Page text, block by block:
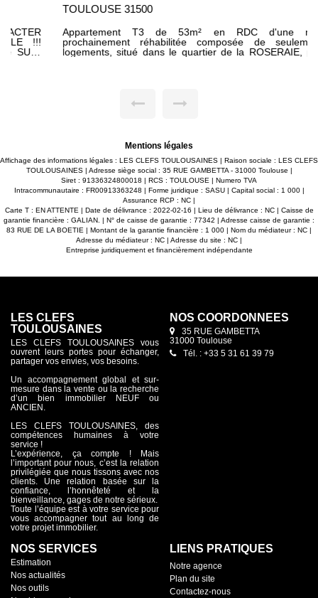
TOULOUSE 31500
Appartement T3 de 53m² en RDC d'une maison
prochainement réhabilitée composée de seulement 5
logements, situé dans le quartier de la ROSERAIE, proche
Nombreux rangements. -Possibilité achat parking. -Belles
Mentions légales
Affichage des informations légales : LES CLEFS TOULOUSAINES | Raison sociale : LES CLEFS
TOULOUSAINES | Adresse siège social : 35 RUE GAMBETTA - 31000 Toulouse |
Siret : 91336324800018 | RCS : TOULOUSE | Numero TVA
Intracommunautaire : FR00913363248 | Forme juridique : SASU | Capital social : 1 000 |
Assurance RCP : NC |
Carte T : EN ATTENTE | Date de délivrance : 2022-02-16 | Lieu de délivrance : NC | Caisse de
garantie financière : GALIAN. | N° de caisse de garantie : 77342 | Adresse caisse de garantie :
83 RUE DE LA BOETIE | Montant de la garantie financière : 1 000 | Nom du médiateur : NC |
Adresse du médiateur : NC | Adresse du site : NC |
Entreprise juridiquement et financièrement indépendante
LES CLEFS
TOULOUSAINES
LES CLEFS TOULOUSAINES vous
ouvrent leurs portes pour échanger,
partager vos envies, vos besoins.
Un accompagnement global et sur-
mesure dans la vente ou la recherche
d’un bien immobilier NEUF ou
ANCIEN.
LES CLEFS TOULOUSAINES, des
compétences humaines à votre
service !
L’expérience, ça compte ! Mais
l’important pour nous, c’est la relation
privilégiée que nous tissons avec nos
clients. Une relation basée sur la
confiance, l’honnêteté et la
bienveillance, gages de notre sérieux.
Toute l’équipe est à votre service pour
vous accompagner tout au long de
votre projet immobilier.
NOS COORDONNÉES
35 RUE GAMBETTA
31000 Toulouse
Tél. : +33 5 31 61 39 79
NOS SERVICES
Estimation
Nos actualités
Nos outils
LIENS PRATIQUES
Notre agence
Plan du site
Contactez-nous